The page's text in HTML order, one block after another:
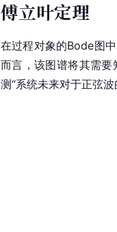
傅立叶定理
在过程对象的Bode图
而言，该图谱将其需
测“系统未来对于正弦